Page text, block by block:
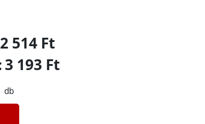
2 514 Ft
3 193 Ft
db